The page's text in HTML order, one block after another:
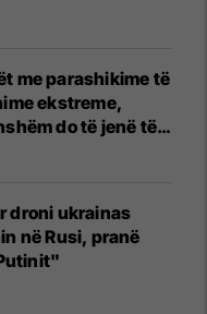
me parashikime të
ekstreme,
do të jenë të
droni ukrainas
në Rusi, pranë